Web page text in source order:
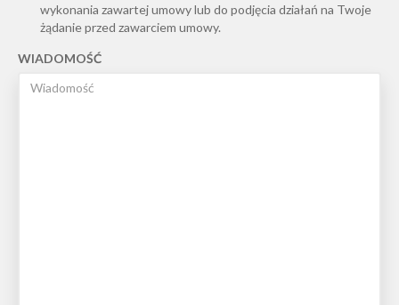
wykonania zawartej umowy lub do podjęcia działań na Twoje
żądanie przed zawarciem umowy.
WIADOMOŚĆ